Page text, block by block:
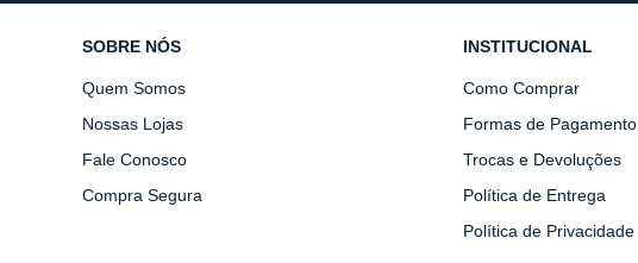
SOBRE NÓS
Quem Somos
Nossas Lojas
Fale Conosco
Compra Segura
INSTITUCIONAL
Como Comprar
Formas de Pagamento
Trocas e Devoluções
Política de Entrega
Política de Privacidade